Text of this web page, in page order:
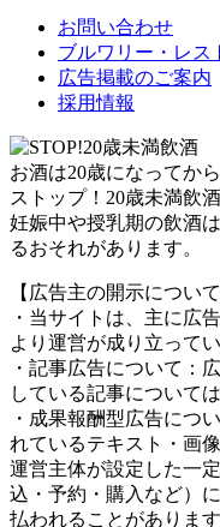
お問い合わせ
ブルワリー・レス
広告掲載のご案内
採用情報
お酒は20歳になってから
ストップ！20歳未満飲
妊娠中や授乳期の飲酒
るおそれがあります。
【広告主の開示について
・当サイトは、主に広
より運営が成り立ってい
・記事広告について：
している記事について
・成果報酬型広告につ
れているテキスト・画
運営主体が設定した一
込・予約・購入など）
払われることがあります